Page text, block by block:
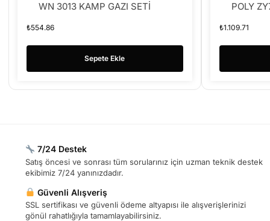
WN 3013 KAMP GAZI SETİ
₺554.86
Sepete Ekle
POLY
₺1.109.71
7/24 Destek
Satış öncesi ve sonrası tüm sorularınız için uzman teknik destek
ekibimiz 7/24 yanınızdadır.
Güvenli Alışveriş
SSL sertifikası ve güvenli ödeme altyapısı ile alışverişlerinizi
gönül rahatlığıyla tamamlayabilirsiniz.